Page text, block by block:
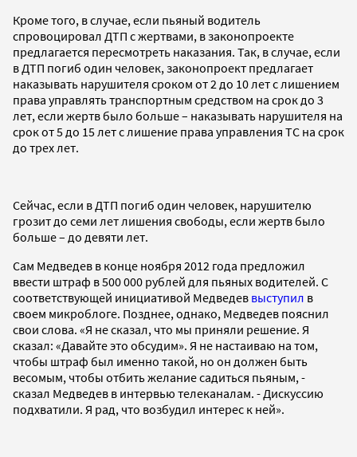
Кроме того, в случае, если пьяный водитель
спровоцировал ДТП с жертвами, в законопроекте
предлагается пересмотреть наказания. Так, в случае, если
в ДТП погиб один человек, законопроект предлагает
наказывать нарушителя сроком от 2 до 10 лет с лишением
права управлять транспортным средством на срок до 3
лет, если жертв было больше – наказывать нарушителя на
срок от 5 до 15 лет с лишение права управления ТС на срок
до трех лет.
Сейчас, если в ДТП погиб один человек, нарушителю
грозит до семи лет лишения свободы, если жертв было
больше – до девяти лет.
Сам Медведев в конце ноября 2012 года предложил
ввести штраф в 500 000 рублей для пьяных водителей. С
соответствующей инициативой Медведев выступил в
своем микроблоге. Позднее, однако, Медведев пояснил
свои слова. «Я не сказал, что мы приняли решение. Я
сказал: «Давайте это обсудим». Я не настаиваю на том,
чтобы штраф был именно такой, но он должен быть
весомым, чтобы отбить желание садиться пьяным, -
сказал Медведев в интервью телеканалам. - Дискуссию
подхватили. Я рад, что возбудил интерес к ней».